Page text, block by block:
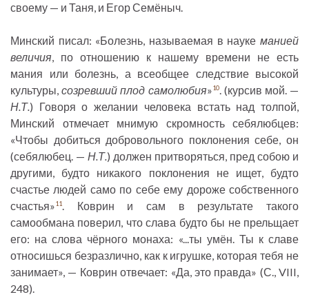
своему — и Таня, и Егор Семёныч.
Минский писал: «Болезнь, называемая в науке манией
величия, по отношению к нашему времени не есть
мания или болезнь, а всеобщее следствие высокой
культуры,созревший плод самолюбия»10. (курсив мой. —
Н.Т.) Говоря о желании человека встать над толпой,
Минский отмечает мнимую скромность себялюбцев:
«Чтобы добиться добровольного поклонения себе, он
(себялюбец. — Н.Т.) должен притворяться, пред собою и
другими, будто никакого поклонения не ищет, будто
счастье людей само по себе ему дороже собственного
счастья»11. Коврин и сам в результате такого
самообмана поверил, что слава будто бы не прельщает
его: на слова чёрного монаха: «...ты умён. Ты к славе
относишься безразлично, как к игрушке, которая тебя не
занимает», — Коврин отвечает: «Да, это правда» (С., VIII,
248).